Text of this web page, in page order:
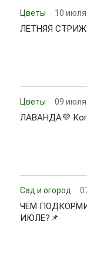
Цветы 10 июля
ЛЕТНЯЯ
Цветы 09 июля
ЛАВАНДА💜
Сад и огород
ЧЕМ
ИЮЛЕ?📌